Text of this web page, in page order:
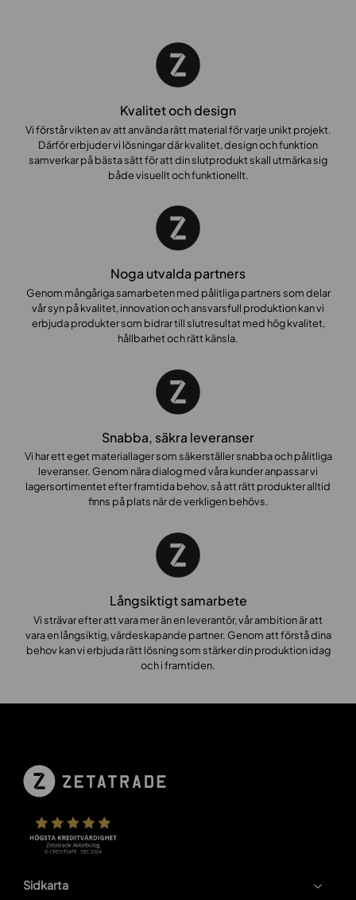
Kvalitet och design
Vi förstår vikten av att använda rätt material för varje unikt projekt.
Därför erbjuder vi lösningar där kvalitet, design och funktion
samverkar på bästa sätt för att din slutprodukt skall utmärka sig
både visuellt och funktionellt.
Noga utvalda partners
Genom mångåriga samarbeten med pålitliga partners som delar
vår syn på kvalitet, innovation och ansvarsfull produktion kan vi
erbjuda produkter som bidrar till slutresultat med hög kvalitet,
hållbarhet och rätt känsla.
Snabba, säkra leveranser
Vi har ett eget materiallager som säkerställer snabba och pålitliga
leveranser. Genom nära dialog med våra kunder anpassar vi
lagersortimentet efter framtida behov, så att rätt produkter alltid
finns på plats när de verkligen behövs.
Långsiktigt samarbete
Vi strävar efter att vara mer än en leverantör, vår ambition är att
vara en långsiktig, värdeskapande partner. Genom att förstå dina
behov kan vi erbjuda rätt lösning som stärker din produktion idag
och i framtiden.
Sidkarta